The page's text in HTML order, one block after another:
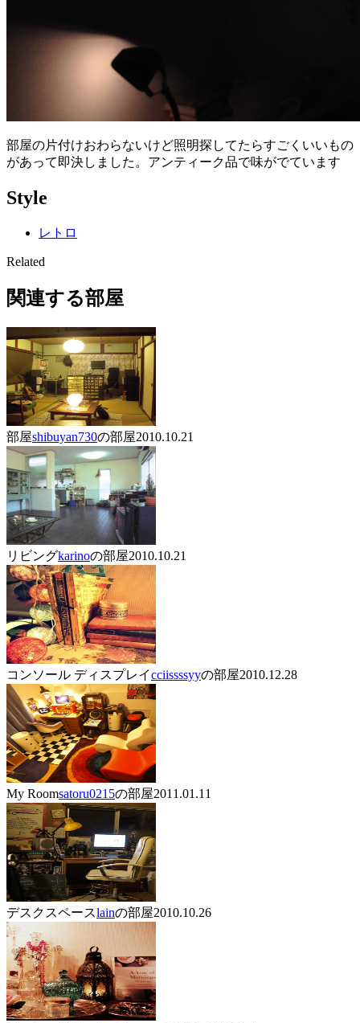
部屋の片付けおわらないけど照明探してたらすごくいいもの
があって即決しました。アンティーク品で味がでています
Style
レトロ
Related
関連する部屋
部屋shibuyan730の部屋2010.10.21
リビングkarinoの部屋2010.10.21
コンソール ディスプレイcciissssyyの部屋2010.12.28
My Roomsatoru0215の部屋2011.01.11
デスクスペースlainの部屋2010.10.26